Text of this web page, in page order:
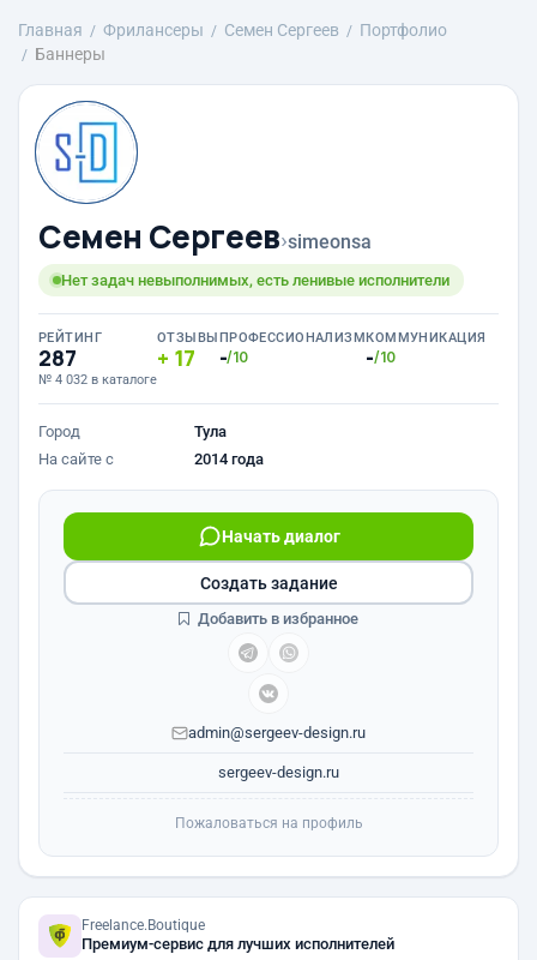
Главная Фрилансеры Семен Сергеев
Портфолио
Баннеры
Семен Сергеев›simeonsa
Нет задач невыполнимых, есть ленивые исполнители
РЕЙТИНГ
287
№ 4 032 в каталоге
ОТЗЫВЫ
17
ПРОФЕССИОНАЛИЗМ
-/10
КОММУНИКАЦИЯ
-/10
Город
Тула
На сайте с
2014 года
Начать диалог
admin@sergeev-design.ru
sergeev-design.ru
Создать задание
Добавить в избранное
Пожаловаться на профиль
Freelance.Boutique
Премиум-сервис для лучших исполнителей